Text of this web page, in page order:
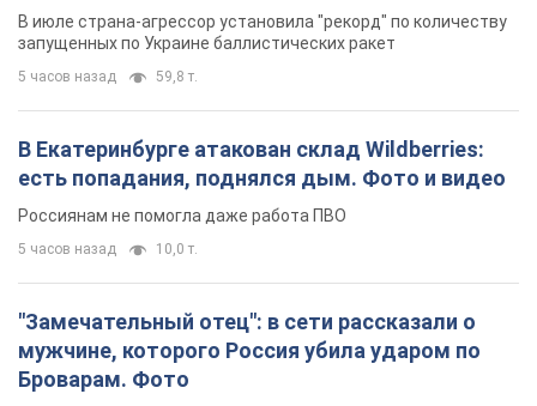
В июле страна-агрессор установила "рекорд" по количеству
запущенных по Украине баллистических ракет
5 часов назад 59,8 т.
В Екатеринбурге атакован склад Wildberries:
есть попадания, поднялся дым. Фото и видео
Россиянам не помогла даже работа ПВО
5 часов назад 10,0 т.
"Замечательный отец": в сети рассказали о
мужчине, которого Россия убила ударом по
Броварам. Фото